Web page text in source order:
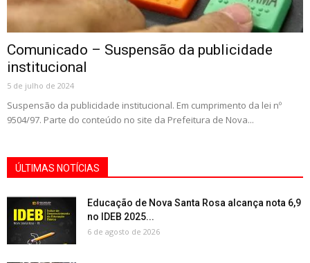
Comunicado – Suspensão da publicidade
institucional
5 de julho de 2024
Suspensão da publicidade institucional. Em cumprimento da lei nº
9504/97. Parte do conteúdo no site da Prefeitura de Nova...
ÚLTIMAS NOTÍCIAS
Educação de Nova Santa Rosa alcança nota 6,9
no IDEB 2025...
6 de agosto de 2026